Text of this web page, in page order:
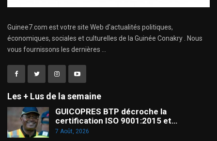
Guinee7.com est votre site Web d'actualités politiques,
économiques, sociales et culturelles de la Guinée Conakry . Nous
vous fournissons les dernières ...
Les + Lus de la semaine
GUICOPRES BTP décroche la
certification ISO 9001:2015 et…
7 Août, 2026